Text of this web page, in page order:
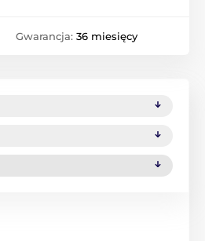
Gwarancja: 36 miesięcy